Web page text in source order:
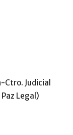
Ctro. Judicial
Legal)